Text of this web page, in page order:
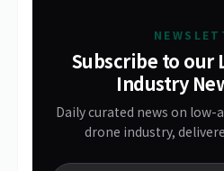
Subscribe to our
Industry
Daily curated news on
drone industry,